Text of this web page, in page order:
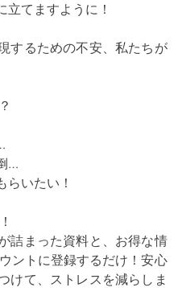
てますように！
するための不安、私たちが
…
らいたい！
詰まった資料と、お得な情
ントに登録するだけ！安心
けて、ストレスを減らしま